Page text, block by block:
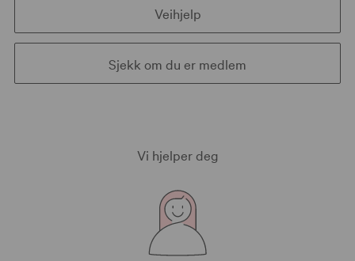
Veihjelp
Sjekk om du er medlem
Vi hjelper deg